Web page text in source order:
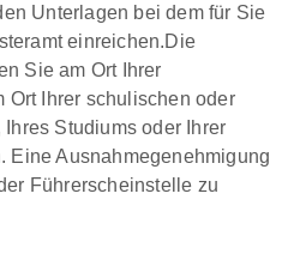
Unterlagen bei dem für Sie
einreichen.Die
Sie am Ort Ihrer
Ort Ihrer schulischen oder
Studiums oder Ihrer
Eine Ausnahmegenehmigung
Führerscheinstelle zu